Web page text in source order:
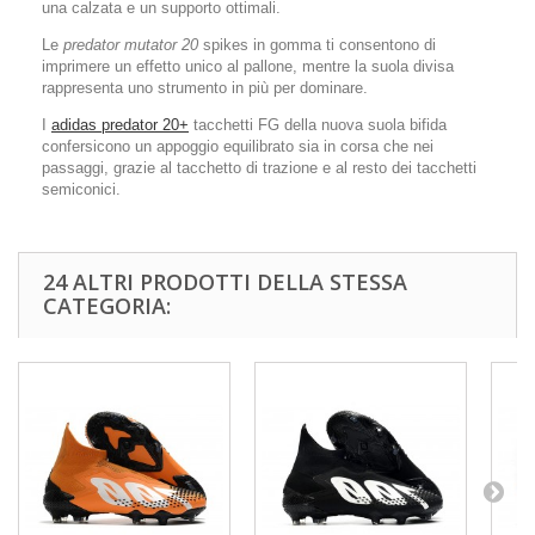
una calzata e un supporto ottimali.
Le predator mutator 20 spikes in gomma ti consentono di
imprimere un effetto unico al pallone, mentre la suola divisa
rappresenta uno strumento in più per dominare.
adidas predator 20+ tacchetti FG della nuova suola bifida
confersicono un appoggio equilibrato sia in corsa che nei
passaggi, grazie al tacchetto di trazione e al resto dei tacchetti
semiconici.
24 ALTRI PRODOTTI DELLA STESSA
CATEGORIA: